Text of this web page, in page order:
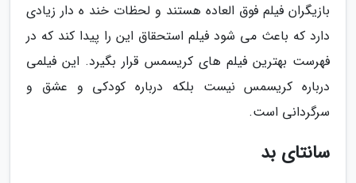
بازیگران فیلم فوق العاده هستند و لحظات خند ه دار زیادی
دارد که باعث می شود فیلم استحقاق این را پیدا کند که در
فهرست بهترین فیلم های کریسمس قرار بگیرد. این فیلمی
درباره کریسمس نیست بلکه درباره کودکی و عشق و
سرگردانی است.
سانتای بد